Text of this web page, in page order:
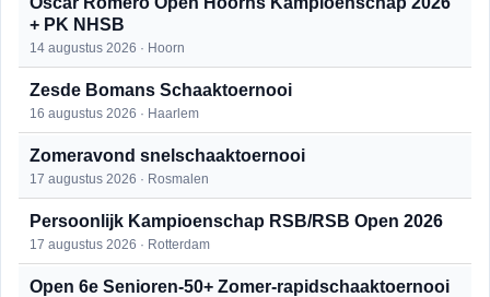
+ PK NHSB
14 augustus 2026 · Hoorn
Zesde Bomans Schaaktoernooi
16 augustus 2026 · Haarlem
Zomeravond snelschaaktoernooi
17 augustus 2026 · Rosmalen
Persoonlijk Kampioenschap RSB/RSB Open 2026
17 augustus 2026 · Rotterdam
Open 6e Senioren-50+ Zomer-rapidschaaktoernooi